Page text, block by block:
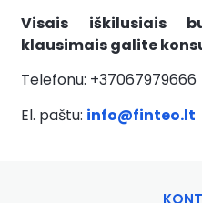
Visais iškilusiais
klausimais galite
Telefonu: +37067979666
El. paštu: info@finteo.lt